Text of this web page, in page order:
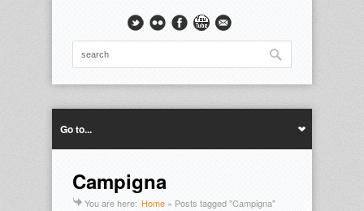
Go to...
Campigna
You are here: Home » Posts tagged "Campigna"